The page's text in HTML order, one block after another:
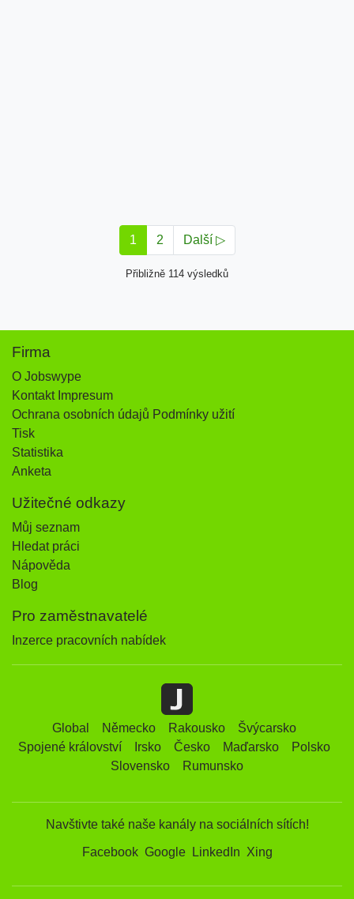
1 2 Další ▷
Přibližně 114 výsledků
Firma
O Jobswype
Kontakt Impresum
Ochrana osobních údajů Podmínky užití
Tisk
Statistika
Anketa
Užitečné odkazy
Můj seznam
Hledat práci
Nápověda
Blog
Pro zaměstnavatelé
Inzerce pracovních nabídek
Global Německo Rakousko
Švýcarsko
Spojené království
Irsko Česko Maďarsko
Polsko
Slovensko
Rumunsko
Navštivte také naše kanály na sociálních sítích!
Facebook Google LinkedIn Xing